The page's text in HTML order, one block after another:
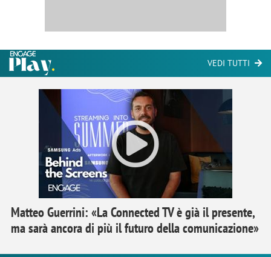
VEDI TUTTI
Matteo Guerrini: «La Connected TV è già il presente,
ma sarà ancora di più il futuro della comunicazione»